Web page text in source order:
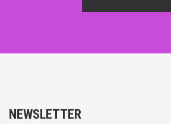
NEWSLETTER